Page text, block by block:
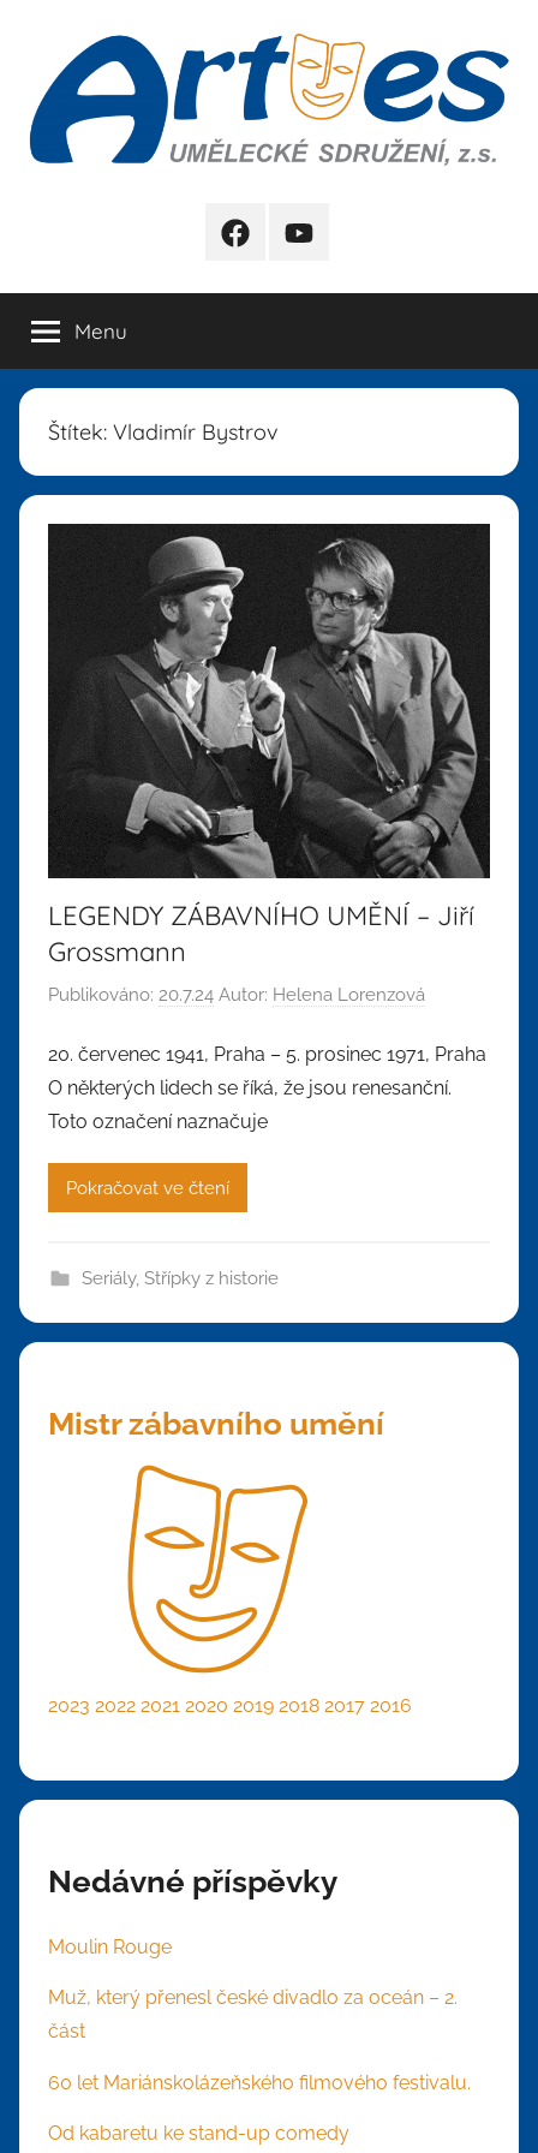
obsahu
FB YB
Menu
Štítek: Vladimír Bystrov
LEGENDY ZÁBAVNÍHO UMĚNÍ – Jiří
Grossmann
Publikováno: 20.7.24 Autor: Helena Lorenzová
20. červenec 1941, Praha – 5. prosinec 1971, Praha
O některých lidech se říká, že jsou renesanční.
Toto označení naznačuje
Pokračovat ve čtení
Seriály, Střípky z historie
Mistr zábavního umění
2023 2022 2021 2020 2019 2018 2017 2016
Nedávné příspěvky
Moulin Rouge
Muž, který přenesl české divadlo za oceán – 2.
část
60 let Mariánskolázeňského filmového festivalu.
Od kabaretu ke stand-up comedy